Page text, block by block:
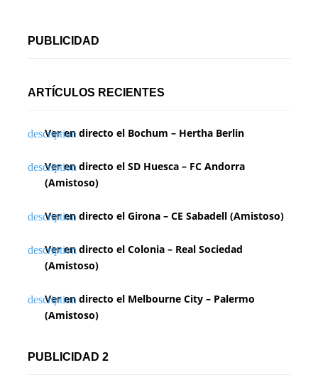
PUBLICIDAD
ARTÍCULOS RECIENTES
Ver en directo el Bochum – Hertha Berlin
Ver en directo el SD Huesca – FC Andorra
(Amistoso)
Ver en directo el Girona – CE Sabadell (Amistoso)
Ver en directo el Colonia – Real Sociedad
(Amistoso)
Ver en directo el Melbourne City – Palermo
(Amistoso)
PUBLICIDAD 2